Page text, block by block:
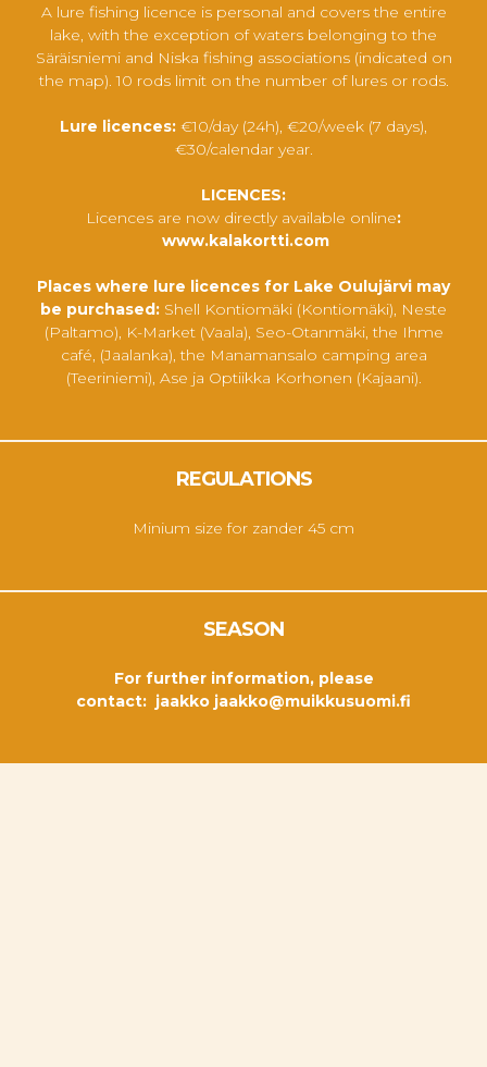
A lure fishing licence is personal and covers the entire
lake, with the exception of waters belonging to the
Säräisniemi and Niska fishing associations (indicated on
the map). 10 rods limit on the number of lures or rods.
Lure licences: €10/day (24h), €20/week (7 days),
€30/calendar year.
LICENCES:
Licences are now directly available online:
www.kalakortti.com
Places where lure licences for Lake Oulujärvi may
be purchased: Shell Kontiomäki (Kontiomäki), Neste
(Paltamo), K-Market (Vaala), Seo-Otanmäki, the Ihme
café, (Jaalanka), the Manamansalo camping area
(Teeriniemi), Ase ja Optiikka Korhonen (Kajaani).
REGULATIONS
Minium size for zander 45 cm
SEASON
For further information, please
contact: jaakko jaakko@muikkusuomi.fi